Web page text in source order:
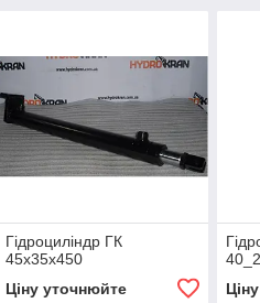
Гідроциліндр ГК
45х35х450
Ціну уточнюйте